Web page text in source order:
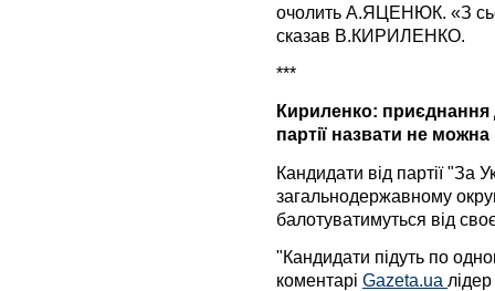
очолить А.ЯЦЕНЮК. «З
сказав В.КИРИЛЕНКО.
***
Кириленко:
партії назвати не можна
Кандидати від партії "За
загальнодержавному
балотуватимуться від
"Кандидати підуть по
коментарі Gazeta.ua